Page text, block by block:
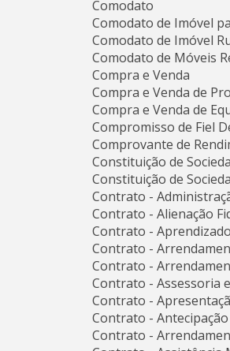
Comodato
Comodato de Imóvel
Comodato de Imóvel
Comodato de Móveis
Compra e Venda
Compra e Venda de
Compra e Venda de
Compromisso de Fiel
Comprovante de
Constituição de
Constituição de
Contrato -
Contrato - Alienação
Contrato -
Contrato -
Contrato -
Contrato - Assessoria
Contrato -
Contrato -
Contrato -